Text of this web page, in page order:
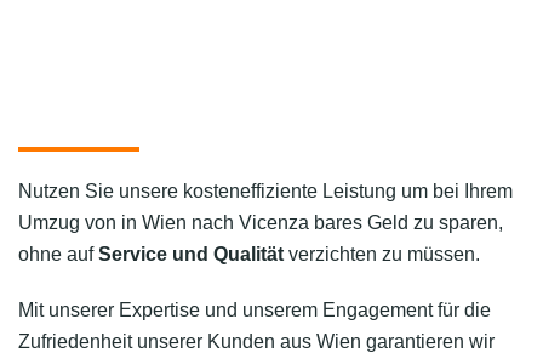
Nutzen Sie unsere kosteneffiziente Leistung um bei Ihrem
Umzug von in Wien nach Vicenza bares Geld zu sparen,
ohne aufService und Qualität verzichten zu müssen.
Mit unserer Expertise und unserem Engagement für die
Zufriedenheit unserer Kunden aus Wien garantieren wir